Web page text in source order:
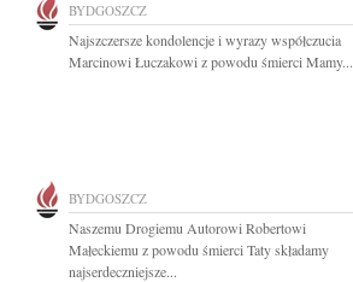
BYDGOSZCZ
Najszczersze kondolencje i wyrazy współczucia
Marcinowi Łuczakowi z powodu śmierci Mamy...
BYDGOSZCZ
Naszemu Drogiemu Autorowi Robertowi
Małeckiemu z powodu śmierci Taty składamy
najserdeczniejsze...